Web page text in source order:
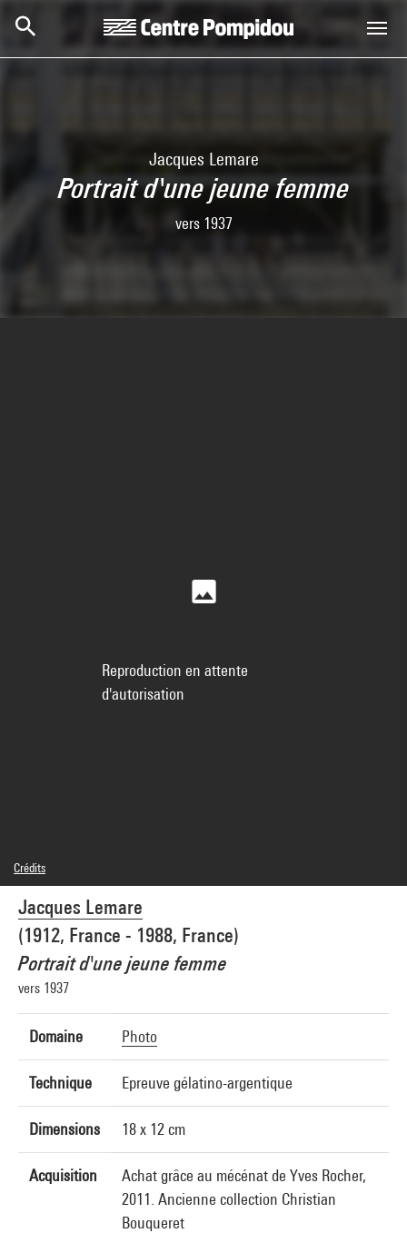
Jacques Lemare
Portrait d'une jeune femme
vers 1937
Jacques Lemare
(1912, France - 1988, France)
Portrait d'une jeune femme
vers 1937
Domaine Photo
Technique Epreuve gélatino-argentique
Dimensions 18 x 12 cm
Acquisition
Achat grâce au mécénat de Yves Rocher,
2011. Ancienne collection Christian
Bouqueret
Reproduction en attente
d'autorisation
Crédits
© droits réservés
Crédit photographique : Centre Pompidou, MNAM-CCI/Cecilia Laulanne/Dist.
GrandPalaisRmn
Réf. image : 4N99759